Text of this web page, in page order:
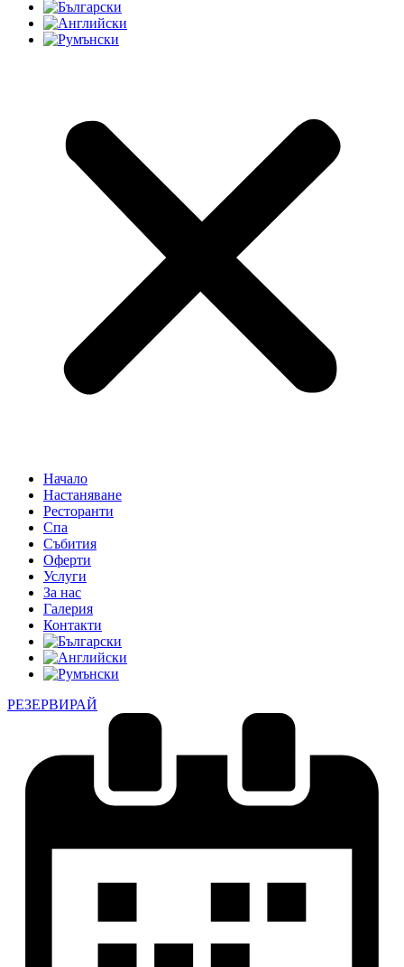
Начало
Настаняване
Ресторанти
Спа
Събития
Оферти
Услуги
За нас
Галерия
Контакти
РЕЗЕРВИРАЙ